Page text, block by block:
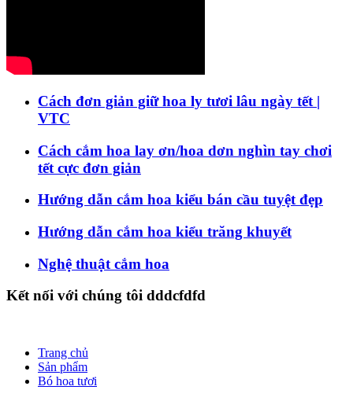
Cách đơn giản giữ hoa ly tươi lâu ngày tết |
VTC
Cách cắm hoa lay ơn/hoa dơn nghìn tay chơi
tết cực đơn giản
Hướng dẫn cắm hoa kiểu bán cầu tuyệt đẹp
Hướng dẫn cắm hoa kiểu trăng khuyết
Nghệ thuật cắm hoa
Kết nối với chúng tôi dddcfdfd
Trang chủ
Sản phẩm
Bó hoa tươi